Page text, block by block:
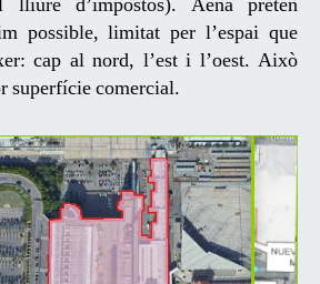
possible, limitat per l’espai que
cap al nord, l’est i l’oest. Això
superfície comercial.